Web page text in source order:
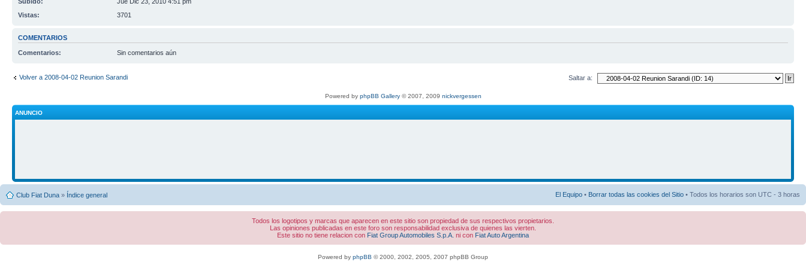
Vistas:
3701
COMENTARIOS
Comentarios: Sin comentarios aún
Volver a 2008-04-02 Reunion Sarandi Saltar a:
Powered by phpBB Gallery© 2007, 2009 nickvergessen
ANUNCIO
Club Fiat Duna » Índice general El Equipo • Borrar todas las cookies del Sitio • Todos los horarios son UTC - 3 horas
Todos los logotipos y marcas que aparecen en este sitio son propiedad de sus respectivos propietarios.
Las opiniones publicadas en este foro son responsabilidad exclusiva de quienes las vierten.
Este sitio no tiene relacion con Fiat Group Automobiles S.p.A. ni con Fiat Auto Argentina
Powered by phpBB © 2000, 2002, 2005, 2007 phpBB Group